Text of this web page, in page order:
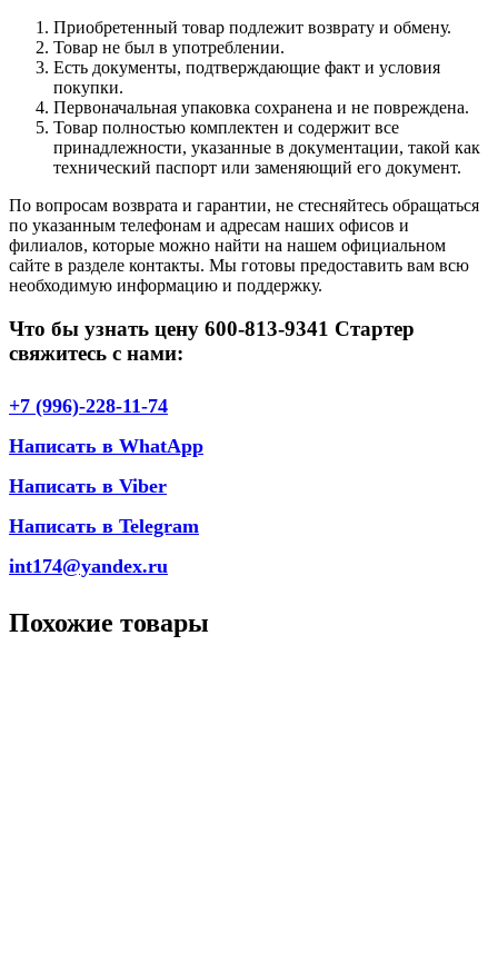
Приобретенный товар подлежит возврату и обмену.
Товар не был в употреблении.
Есть документы, подтверждающие факт и условия
покупки.
Первоначальная упаковка сохранена и не повреждена.
Товар полностью комплектен и содержит все
принадлежности, указанные в документации, такой как
технический паспорт или заменяющий его документ.
По вопросам возврата и гарантии, не стесняйтесь обращаться
по указанным телефонам и адресам наших офисов и
филиалов, которые можно найти на нашем официальном
сайте в разделе контакты. Мы готовы предоставить вам всю
необходимую информацию и поддержку.
Что бы узнать цену 600-813-9341 Стартер
свяжитесь с нами:
+7 (996)-228-11-74
Написать в WhatApp
Написать в Viber
Написать в Telegram
int174@yandex.ru
Похожие товары